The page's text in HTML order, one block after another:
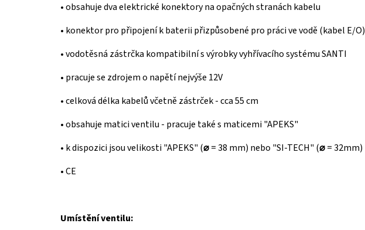
• obsahuje dva elektrické konektory na opačných stranách kabelu
• konektor pro připojení k baterii přizpůsobené pro práci ve vodě (kabel E/O)
• vodotěsná zástrčka kompatibilní s výrobky vyhřívacího systému SANTI
• pracuje se zdrojem o napětí nejvýše 12V
• celková délka kabelů včetně zástrček - cca 55 cm
• obsahuje matici ventilu - pracuje také s maticemi "APEKS"
• k dispozici jsou velikosti "APEKS" (⌀= 38 mm) nebo "SI-TECH" (⌀= 32mm)
• CE
Umístění ventilu: